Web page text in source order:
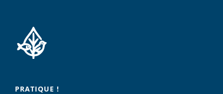
PRATIQUE !